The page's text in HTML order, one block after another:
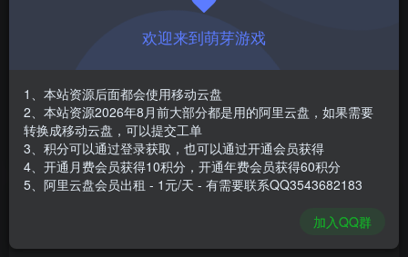
1积分
安装包大小
121 MB
游戏本体大小
关注 私信
欢迎来到萌芽游戏
1、本站资源后面都会使用移动云盘
2、本站资源2026年8月前大部分都是用的阿里云盘，如果需要
转换成移动云盘，可以提交工单
3、积分可以通过登录获取，也可以通过开通会员获得
4、开通月费会员获得10积分，开通年费会员获得60积分
5、阿里云盘会员出租 - 1元/天 - 有需要联系QQ3543682183
加入QQ群